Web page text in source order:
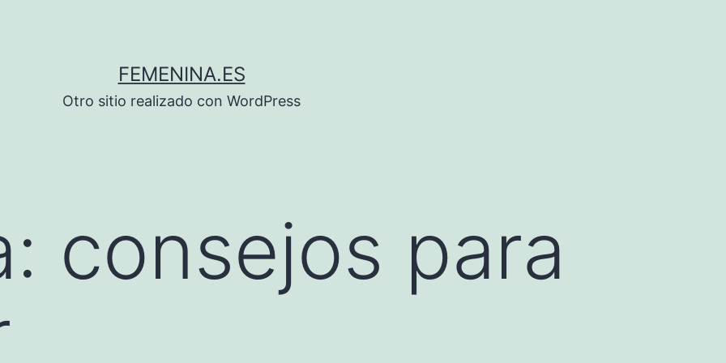
FEMENINA.ES
Otro sitio realizado con WordPress
consejos para